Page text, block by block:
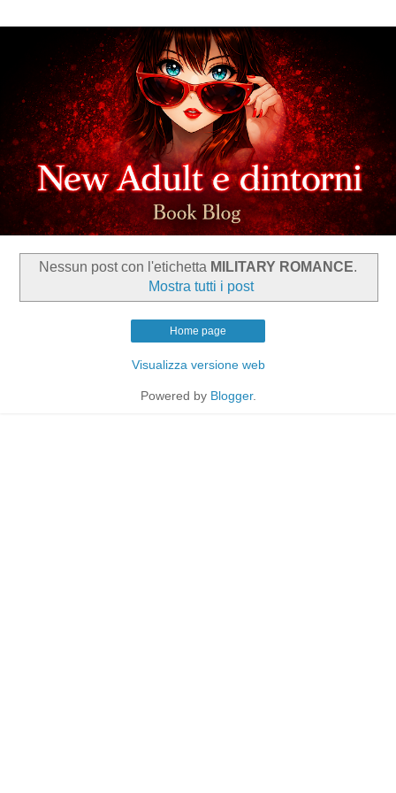
Nessun post con l'etichetta MILITARY ROMANCE.
Mostra tutti i post
Home page
Visualizza versione web
Powered by Blogger.